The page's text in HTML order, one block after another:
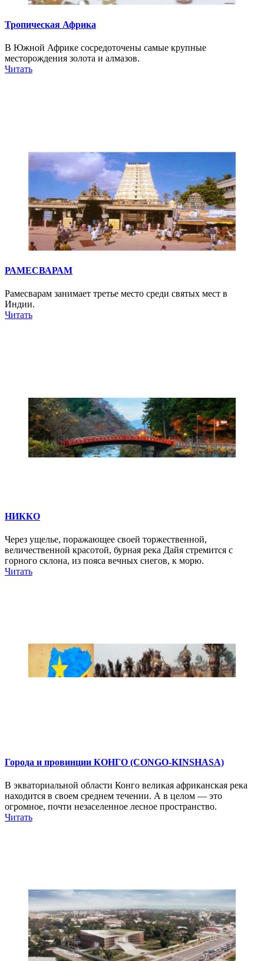
Тропическая Африка
В Южной Африке сосредоточены самые крупные
месторождения золота и алмазов.
Читать
РАМЕСВАРАМ
Рамесварам занимает третье место среди святых мест в
Индии.
Читать
НИККО
Через ущелье, поражающее своей торжественной,
величественной красотой, бурная река Дайя стремится с
горного склона, из пояса вечных снегов, к морю.
Читать
Города и провинции КОНГО (CONGO-KINSHASA)
В экваториальной области Конго великая африканская река
находится в своем среднем течении. А в целом — это
огромное, почти незаселенное лесное пространство.
Читать